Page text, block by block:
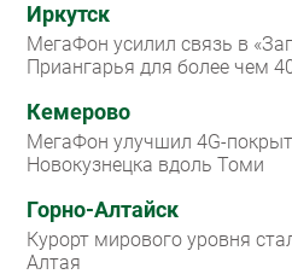
Иркутск
МегаФон усилил связь в
Приангарья для более чем
Кемерово
МегаФон улучшил 4G-
Новокузнецка вдоль Томи
Горно-Алтайск
Курорт мирового уровня
Алтая